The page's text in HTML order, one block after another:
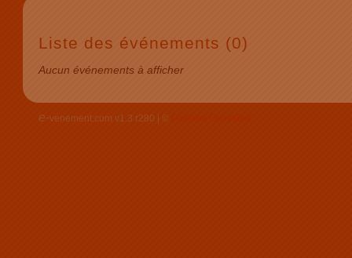
Liste des événements (0)
Aucun événements à afficher
e-venement.com v1.3 r280 | ©